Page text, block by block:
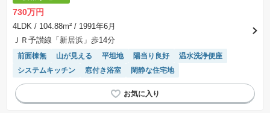
730万円
4LDK / 104.88m² / 1991年6月
ＪＲ予讃線「新居浜」歩14分
前面棟無 山が見える 平坦地 陽当り良好
温水洗浄便座
システムキッチン
窓付き浴室 閑静な住宅地